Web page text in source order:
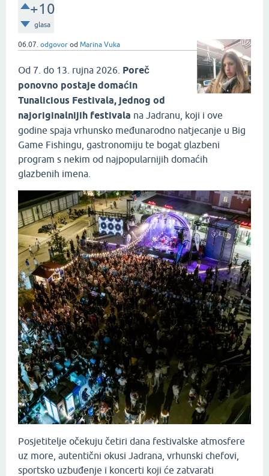
+10
glasa
06.07. odgovor od Marina Vuka
Od 7. do 13. rujna 2026. Poreč
ponovno postaje domaćin
Tunalicious Festivala, jednog od
najoriginalnijih festivala na Jadranu, koji i ove
godine spaja vrhunsko međunarodno natjecanje u Big
Game Fishingu, gastronomiju te bogat glazbeni
program s nekim od najpopularnijih domaćih
glazbenih imena.
Posjetitelje očekuju četiri dana festivalske atmosfere
uz more, autentični okusi Jadrana, vrhunski chefovi,
sportsko uzbuđenje i koncerti koji će zatvarati